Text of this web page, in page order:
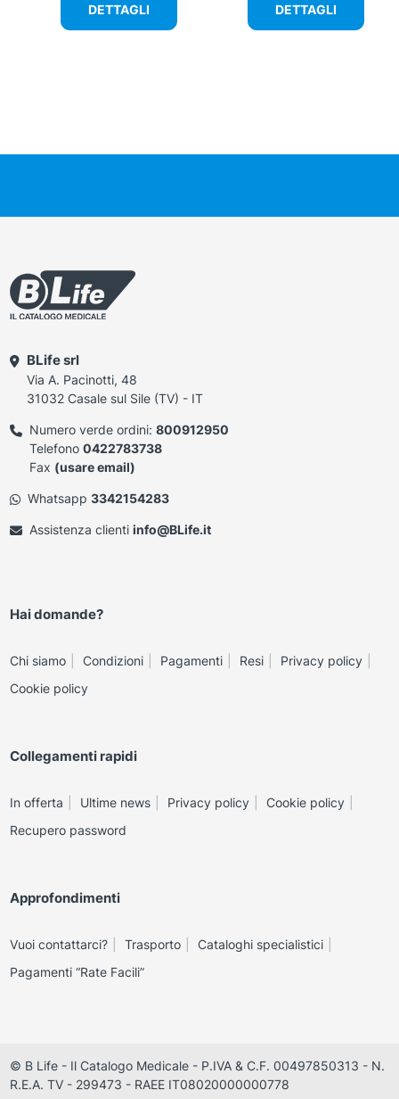
DETTAGLI DETTAGLI
BLife srl
Via A. Pacinotti, 48
31032 Casale sul Sile (TV) - IT
Numero verde ordini: 800912950
Telefono 0422783738
Fax (usare email)
Whatsapp 3342154283
Assistenza clienti info@BLife.it
Hai domande?
Chi siamo Condizioni Pagamenti Resi
Privacy policy
Cookie policy
Collegamenti rapidi
In offerta Ultime news Privacy policy
Cookie policy
Recupero password
Approfondimenti
Vuoi contattarci? Trasporto
Cataloghi specialistici
Pagamenti “Rate Facili”
© B Life - Il Catalogo Medicale - P.IVA & C.F. 00497850313 - N.
R.E.A. TV - 299473 - RAEE IT08020000000778